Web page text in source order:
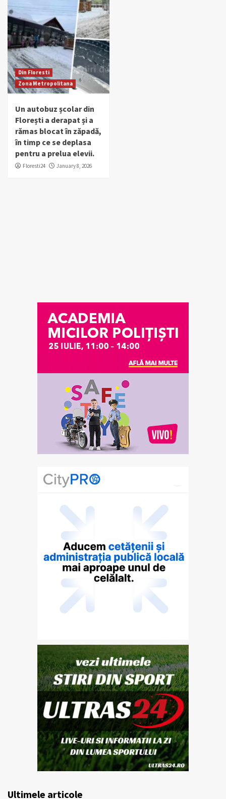
Din Floresti
Zona Metropolitana
Un autobuz școlar din
Florești a derapat și a
rămas blocat în zăpadă,
în timp ce se deplasa
pentru a prelua elevii.
Floresti24 January 8, 2026
Ultimele articole